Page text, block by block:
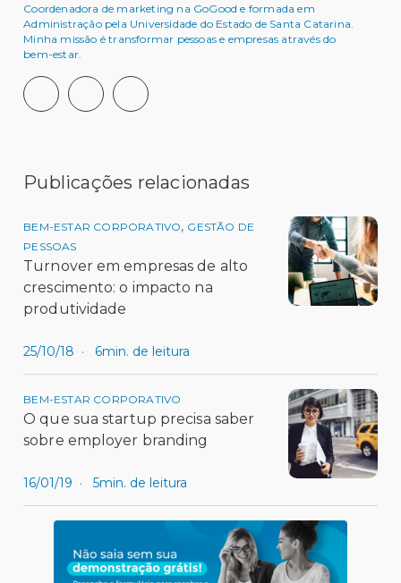
Coordenadora de marketing na GoGood e formada em
Administração pela Universidade do Estado de Santa Catarina.
Minha missão é transformar pessoas e empresas através do
bem-estar.
Publicações relacionadas
BEM-ESTAR CORPORATIVO, GESTÃO DE
PESSOAS
Turnover em empresas de alto
crescimento: o impacto na
produtividade
25/10/18 · 6min. de leitura
BEM-ESTAR CORPORATIVO
O que sua startup precisa saber
sobre employer branding
16/01/19 · 5min. de leitura